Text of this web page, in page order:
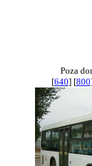
Poza
[640] [800